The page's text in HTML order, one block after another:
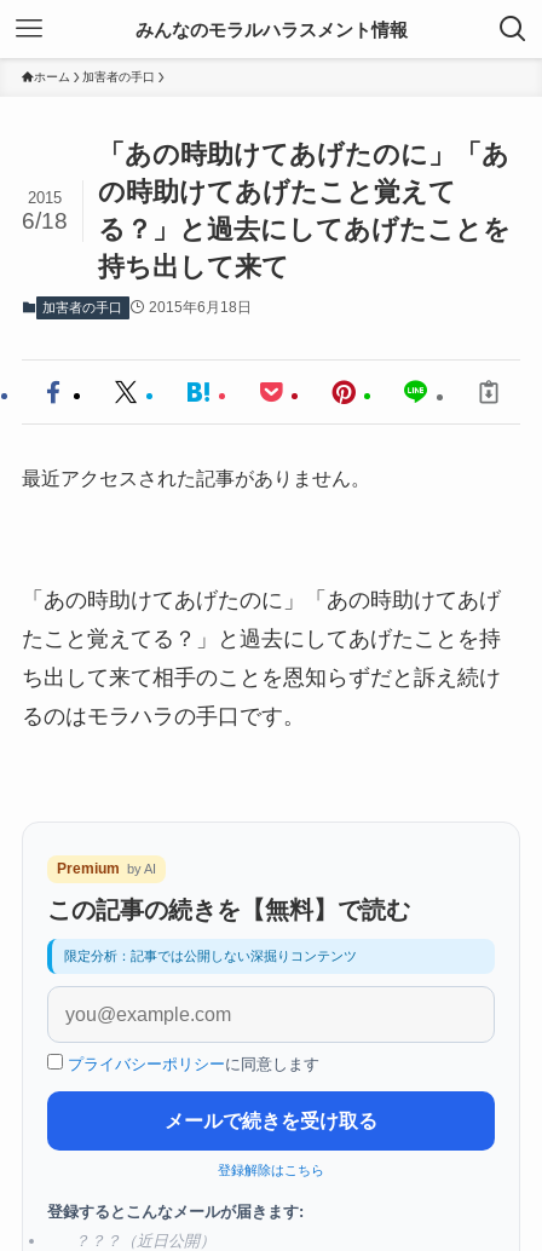
みんなのモラルハラスメント情報
ホーム 加害者の手口
「あの時助けてあげたのに」「あ
の時助けてあげたこと覚えて
る？」と過去にしてあげたことを
持ち出して来て
2015
6/18
加害者の手口 2015年6月18日
最近アクセスされた記事がありません。
「あの時助けてあげたのに」「あの時助けてあげ
たこと覚えてる？」と過去にしてあげたことを持
ち出して来て相手のことを恩知らずだと訴え続け
るのはモラハラの手口です。
Premium by AI
この記事の続きを【無料】で読む
限定分析：記事では公開しない深掘りコンテンツ
プライバシーポリシーに同意します
メールで続きを受け取る
登録解除はこちら
登録するとこんなメールが届きます:
？？？（近日公開）